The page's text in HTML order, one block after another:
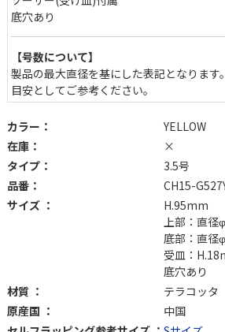
底穴あり
【号数について】
製品の最大直径を基にした表記となります。
目安としてご参考ください。
カラー：
YELLOW
在庫：
×
タイプ：
3.5号
品番：
CH15-
サイズ ：
H.95mm
上部：直
底部：直
受皿：
底穴あり
材質 ：
テラコッタ
原産国 ：
中国